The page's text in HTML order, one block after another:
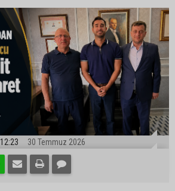
12:23 30 Temmuz 2026